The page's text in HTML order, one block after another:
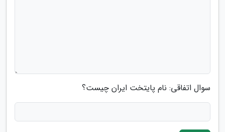
سوال اتفاقی: نام پایتخت ایران چیست؟